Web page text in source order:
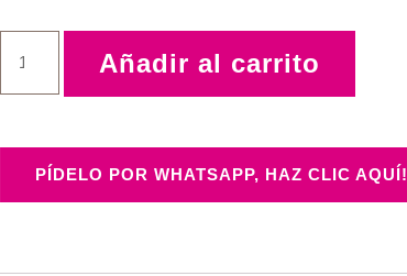
Añadir al carrito
PÍDELO POR WHATSAPP, HAZ CLIC AQUÍ!